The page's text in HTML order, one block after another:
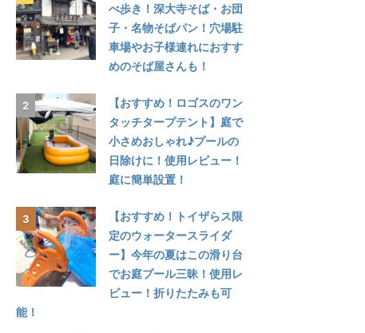
べ歩き！深大寺そば・お団
子・名物そばパン！穴場駐
車場やお子様連れにおすす
めのそば屋さんも！
【おすすめ！ロゴスのワン
タッチタープテント】庭で
小さめおしゃれ♪プールの
日除けに！使用レビュー！
庭に簡単設置！
【おすすめ！トイザらス限
定のウォータースライダ
ー】今年の夏はこの滑り台
でお庭プール三昧！使用レ
ビュー！折りたたみも可
能！